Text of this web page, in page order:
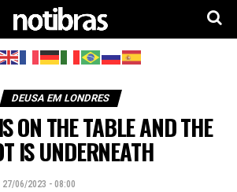
DEUSA EM LONDRES
ON THE TABLE AND THE
IS UNDERNEATH
27/06/2023 - 08:00